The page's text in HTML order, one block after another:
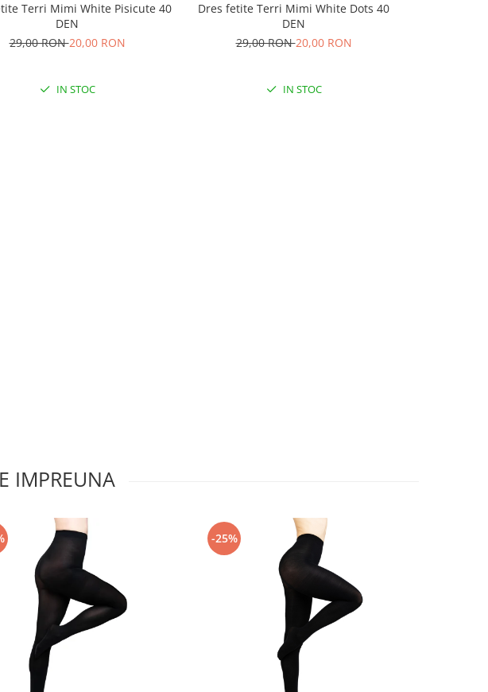
Terri Mimi White Pisicute 40
DEN
29,00 RON20,00 RON
IN STOC
Dres fetite Terri Mimi White Dots 40
DEN
29,00 RON20,00 RON
IN STOC
IMPREUNA
-25%